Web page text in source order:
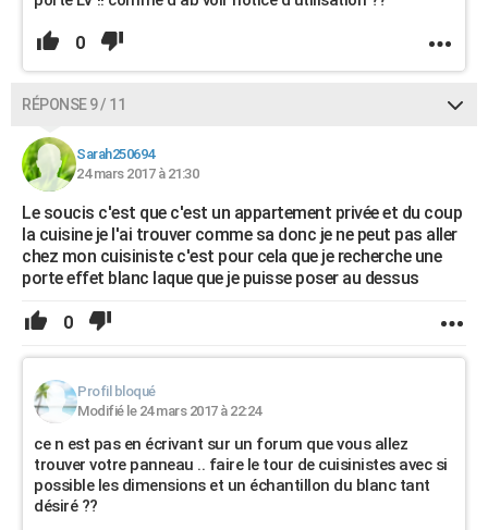
0
RÉPONSE 9 / 11
Sarah250694
24 mars 2017 à 21:30
Le soucis c'est que c'est un appartement privée et du coup
la cuisine je l'ai trouver comme sa donc je ne peut pas aller
chez mon cuisiniste c'est pour cela que je recherche une
porte effet blanc laque que je puisse poser au dessus
0
Profil bloqué
Modifié le 24 mars 2017 à 22:24
ce n est pas en écrivant sur un forum que vous allez
trouver votre panneau .. faire le tour de cuisinistes avec si
possible les dimensions et un échantillon du blanc tant
désiré ??